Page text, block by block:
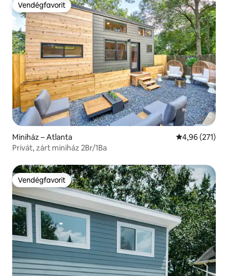
Vendégfavorit
Vendégfavorit
Miniház – Atlanta Átlagos
4,96 (271)
Privát, zárt miniház 2Br/1Ba
Vendégfavorit
Vendégfavorit